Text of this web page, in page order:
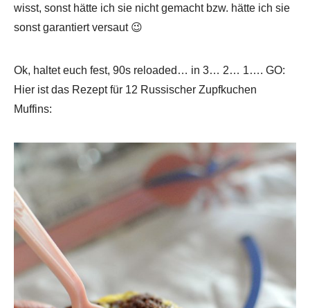
wisst, sonst hätte ich sie nicht gemacht bzw. hätte ich sie
sonst garantiert versaut 😉
Ok, haltet euch fest, 90s reloaded… in 3… 2… 1…. GO:
Hier ist das Rezept für 12 Russischer Zupfkuchen
Muffins: